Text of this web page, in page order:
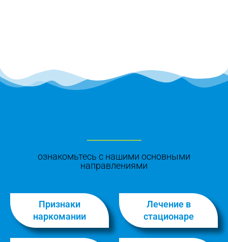
ознакомьтесь с нашими основными
направлениями
Признаки
наркомании
Лечение в
стационаре